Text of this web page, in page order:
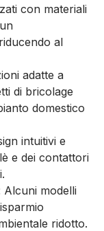
con materiali
al
adatte a
di bricolage
domestico
intuitivi e
e dei contattori
Alcuni modelli
ridotto.